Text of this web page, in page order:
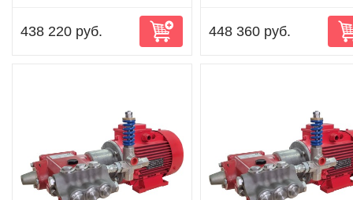
438 220 руб. 448 360 руб.